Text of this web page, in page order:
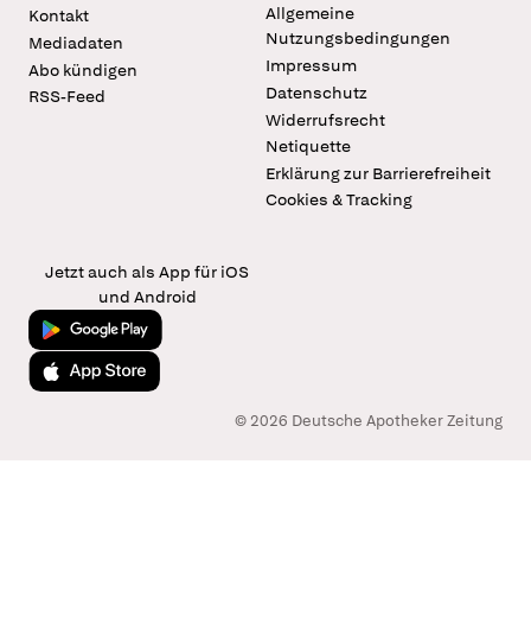
Kontakt
Mediadaten
Abo kündigen
RSS-Feed
Allgemeine
Nutzungsbedingungen
Impressum
Datenschutz
Widerrufsrecht
Netiquette
Erklärung zur Barrierefreiheit
Cookies & Tracking
Jetzt auch als App für iOS
und Android
Jetzt bei Google Play
Laden im App Store
© 2026 Deutsche Apotheker Zeitung